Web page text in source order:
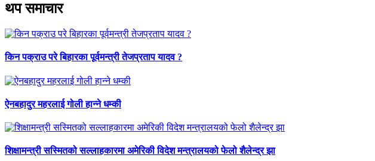
थप समाचार
किन पक्राउ परे बिहारका पूर्वमन्त्री तेजप्रताप यादव ?
ऐनबहादुर महरलाई गोली हान्ने धम्की
शिक्षामन्त्री सस्मितको सल्लाहकारमा अमेरिकी विदेश मन्त्रालयको फेलो शैलेन्द्र झा